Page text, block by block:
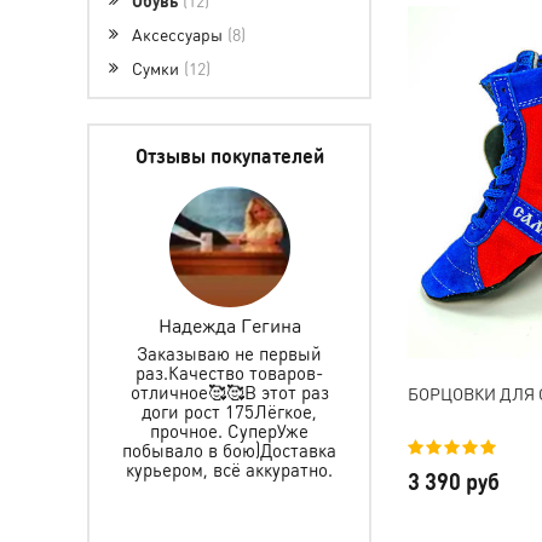
БОРЦОВКИ
3 390 руб
Аксессуары 8
Сумки 12
Отзывы покупателей
Надежда Гегина
Заказываю не первый
раз.Качество товаров-
отличное🥰🥰В этот раз
доги рост 175Лёгкое,
прочное. СуперУже
побывало в бою)Доставка
курьером, всё аккуратно.
Инкогнито 0627
спортивный и
тренировочный
прошито аккуратно
рекомендую